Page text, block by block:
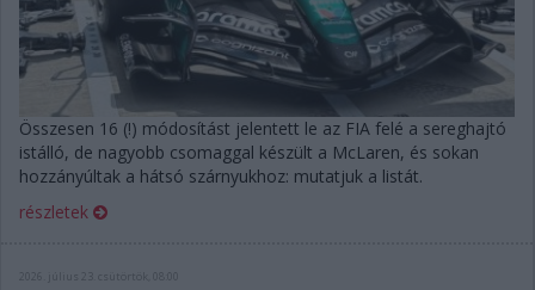
Összesen 16 (!) módosítást jelentett le az FIA felé a sereghajtó
istálló, de nagyobb csomaggal készült a McLaren, és sokan
hozzányúltak a hátsó szárnyukhoz: mutatjuk a listát.
részletek
2026. július 23. csütörtök, 08:00